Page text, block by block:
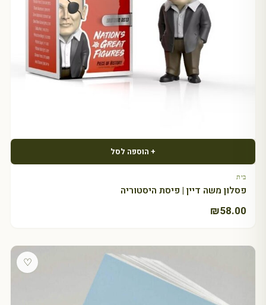
+ הוספה לסל
בית
פסלון משה דיין | פיסת היסטוריה
₪58.00
♡